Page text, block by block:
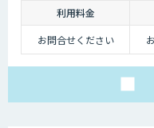
利用料金
お問合せください